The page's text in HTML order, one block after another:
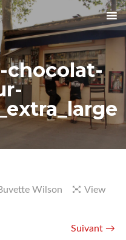
chocolat-
Wilson
View
Suivant →